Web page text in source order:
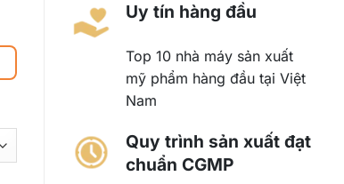
Uy tín hàng đầu
Top 10 nhà máy sản xuất
mỹ phẩm hàng đầu tại Việt
Nam
Quy trình sản xuất đạt
chuẩn CGMP